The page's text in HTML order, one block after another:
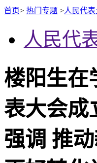
首页> 热门专题 >人民代
人民代
楼阳生在
表大会成
强调 推